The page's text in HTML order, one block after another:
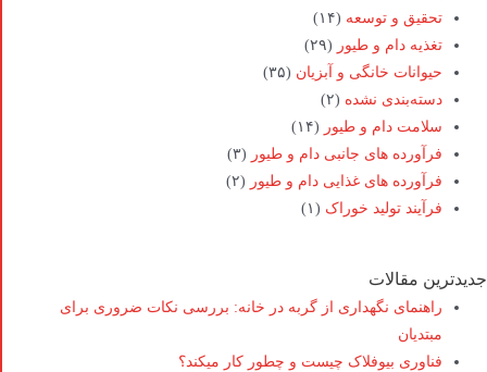
تحقیق و توسعه (۱۴)
تغذیه دام و طیور (۲۹)
حیوانات خانگی و آبزیان (۳۵)
دسته‌بندی نشده (۲)
سلامت دام و طیور (۱۴)
فرآورده های جانبی دام و طیور (۳)
فرآورده های غذایی دام و طیور (۲)
فرآیند تولید خوراک (۱)
جدیدترین مقالات
راهنمای نگهداری از گربه در خانه: بررسی نکات ضروری برای
مبتدیان
فناوری بیوفلاک چیست و چطور کار میکند؟